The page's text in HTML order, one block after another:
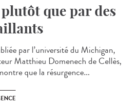
que par des
par l’université du Michigan,
Matthieu Domenech de Cellès,
que la résurgence...